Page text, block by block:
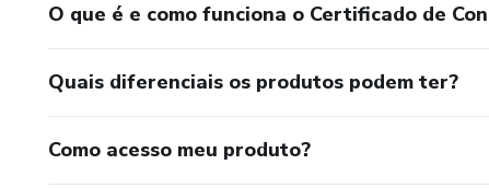
O que é e como funciona o Certificado de
Quais diferenciais os produtos podem ter?
Como acesso meu produto?